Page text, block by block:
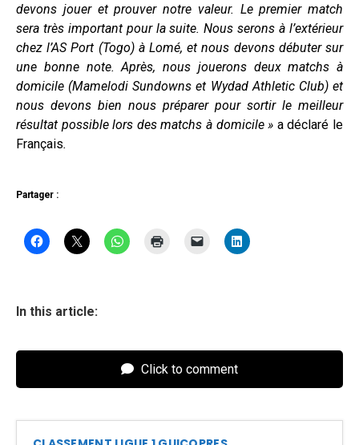
devons jouer et prouver notre valeur. Le premier match
sera très important pour la suite. Nous serons à l’extérieur
chez l’AS Port (Togo) à Lomé, et nous devons débuter sur
une bonne note. Après, nous jouerons deux matchs à
domicile (Mamelodi Sundowns et Wydad Athletic Club) et
nous devons bien nous préparer pour sortir le meilleur
résultat possible lors des matchs à domicile » a déclaré le
Français.
Partager :
In this article:
Click to comment